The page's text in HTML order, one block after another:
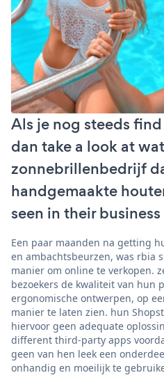
Als je nog steeds
dan take a look at
zonnebrillenbedrijf
handgemaakte
seen in their
Een paar maanden na getting
en ambachtsbeurzen, was rbia
manier om online te verkopen.
bezoekers de kwaliteit van hun
ergonomische ontwerpen, op
manier te laten zien. hun
hiervoor geen adequate
different third-party apps
geen van hen leek een
onhandig en moeilijk te